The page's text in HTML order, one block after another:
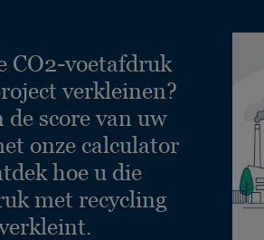
CO2-voetafdruk
verkleinen?
de score van uw
onze calculator
hoe u die
met recycling